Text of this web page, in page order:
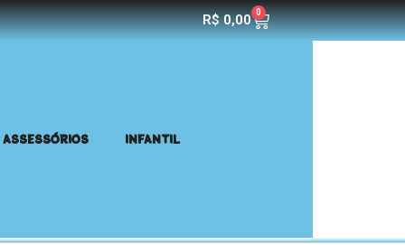
R$0,00 0
ASSESSÓRIOS INFANTIL